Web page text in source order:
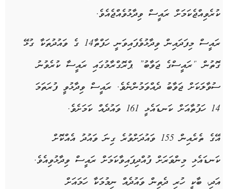
ކުރެވިއްޖެކަމަށް ރައީސް ވިދާޅުވެއްޖެއެވެ.
ރައީސް މިފަދައިން ވިދާޅުވެފައިވަނީ ހަފްތާ14 ގެ ވައުދުތަކާ ގުޅޭ
ގޮތުން “ރައީސްގެ ޖަވާބު” ޕްރޮގްރާމުގައި ރައީސާ ކުރެވުނު
ސުވާލަކަށް ޖަވާބު ދެއްވަމުންނެވެ. ރައީސް ވިދާޅުވީ ފުރަތަމަ
14 ހަފުތާއަށް ކަނޑައެޅީ 161 ވައުދެއް ކަމަށެވެ.
އޭގެ ތެރެއިން 155 ވައުދަށްވުރެ ގިނަ ވައުދު އެއްކޮށް
ކަނޑައެޅި މިންވަރަށް ފުއްދިފައިވާކަމަށް ރައީސް ވިދާޅުވިއެވެ.
އަދި، ބާކީ ހުރި ދެތިން ވައުދެއް ނިމުމަކާ ހަމައަށް